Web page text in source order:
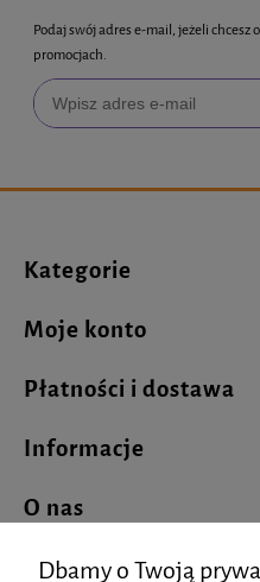
Podaj swój adres e-mail, jeżeli
promocjach.
Kategorie
Moje konto
Płatności i dostawa
Informacje
O nas
Dbamy o Twoją